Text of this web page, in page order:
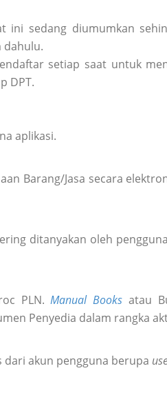
sedang diumumkan
dahulu.
setiap saat untuk
DPT.
aplikasi.
Barang/Jasa secara
ditanyakan oleh
PLN.Manual Books atau
Penyedia dalam rangka
dari akun pengguna berupa